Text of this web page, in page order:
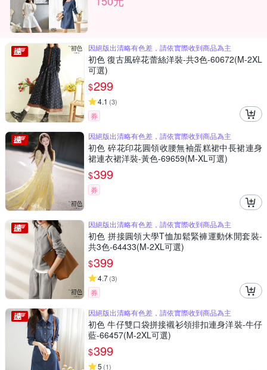
因絕版出清略有色差，請依實際收到商品為主
初色 復古風碎花蕾絲洋裝-共3色-60672(M-2XL
可選)
$299
4.1 (3)
券
因絕版出清略有色差，請依實際收到商品為主
初色 碎花印花圓領收腰無袖蛋糕裙中長裙連身
裙連衣裙洋裝-黃色-69659(M-XL可選)
$399
券
因絕版出清略有色差，請依實際收到商品為主
初色 拼接圓領大學T恤加鬆緊褲運動休閒套裝-
共3色-64433(M-2XL可選)
$399
4.7(3)
券
因絕版出清略有色差，請依實際收到商品為主
初色 牛仔雙口袋拼接襯衫領排扣連身洋裝-牛仔
藍-66457(M-2XL可選)
$399
5 (1)